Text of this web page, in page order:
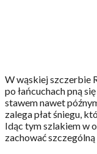
W wąskiej szczerbie
po łańcuchach pną
stawem nawet
zalega płat śniegu,
Idąc tym szlakiem w
zachować